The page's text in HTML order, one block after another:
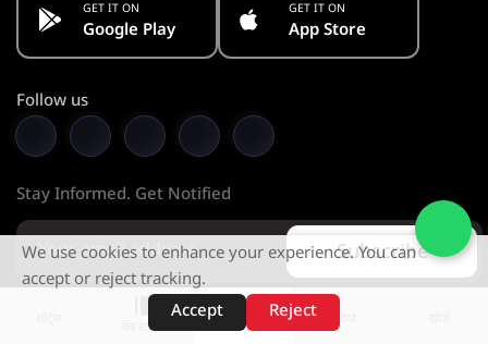
वेब स्टोरीज़
GET IT ON
Google Play
GET IT ON
App Store
Follow us
Stay Informed. Get Notified
Subscribe
Copyright © 2026 KMC PVT. LTD. All Rights Reserved.
We use cookies to enhance your experience. You can
accept or reject tracking.
Accept
Reject